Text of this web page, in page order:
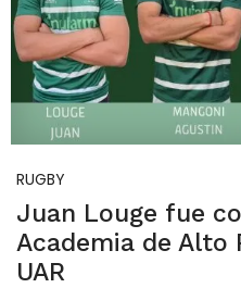
RUGBY
Juan Louge fue
Academia de Alto
UAR